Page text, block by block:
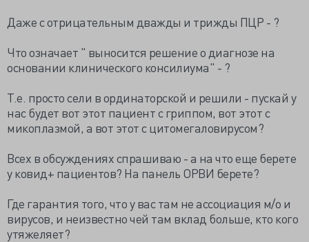
Даже с отрицательным дважды и трижды ПЦР - ?
Что означает " выносится решение о диагнозе на
основании клинического консилиума" - ?
Т.е. просто сели в ординаторской и решили - пускай у
нас будет вот этот пациент с гриппом, вот этот с
микоплазмой, а вот этот с цитомегаловирусом?
Всех в обсуждениях спрашиваю - а на что еще берете
у ковид+ пациентов? На панель ОРВИ берете?
Где гарантия того, что у вас там не ассоциация м/о и
вирусов, и неизвестно чей там вклад больше, кто кого
утяжеляет?